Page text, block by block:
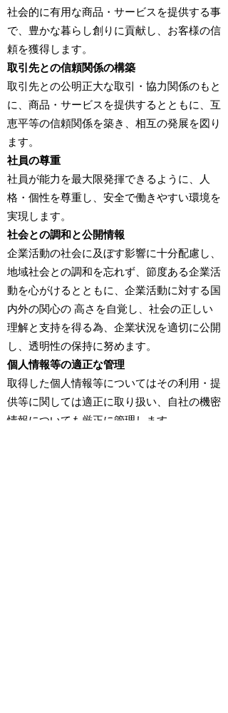
社会的に有用な商品・サービスを提供する事
で、豊かな暮らし創りに貢献し、お客様の信
頼を獲得します。
取引先との信頼関係の構築
取引先との公明正大な取引・協力関係のもと
に、商品・サービスを提供するとともに、互
恵平等の信頼関係を築き、相互の発展を図り
ます。
社員の尊重
社員が能力を最大限発揮できるように、人
格・個性を尊重し、安全で働きやすい環境を
実現します。
社会との調和と公開情報
企業活動の社会に及ぼす影響に十分配慮し、
地域社会との調和を忘れず、節度ある企業活
動を心がけるとともに、企業活動に対する国
内外の関心の 高さを自覚し、社会の正しい
理解と支持を得る為、企業状況を適切に公開
し、透明性の保持に努めます。
個人情報等の適正な管理
取得した個人情報等についてはその利用・提
供等に関しては適正に取り扱い、自社の機密
情報についても厳正に管理します。